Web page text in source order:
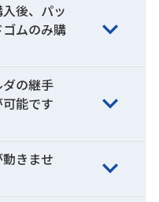
後、パッ
ムのみ購
の継手
能です
きませ